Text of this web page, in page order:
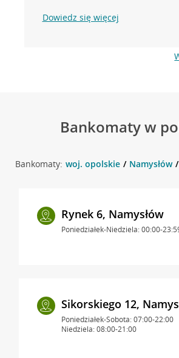
Dowiedz się więcej
Bankomaty w
Bankomaty: woj. opolskie Namysłów
Rynek 6, Namysłów
Poniedziałek-Niedziela: 00:00-
Sikorskiego 12,
Poniedziałek-Sobota: 07:00-22:00
Niedziela: 08:00-21:00